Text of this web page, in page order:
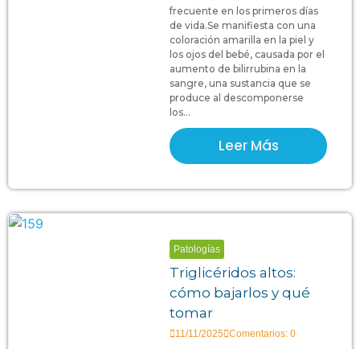
frecuente en los primeros días
de vida.Se manifiesta con una
coloración amarilla en la piel y
los ojos del bebé, causada por el
aumento de bilirrubina en la
sangre, una sustancia que se
produce al descomponerse
los...
Leer Más
Patologías
Triglicéridos altos:
cómo bajarlos y qué
tomar
11/11/2025 Comentarios: 0